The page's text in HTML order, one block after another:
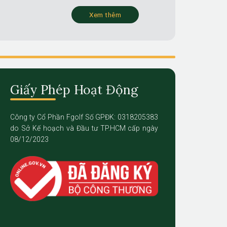
Xem thêm
Giấy Phép Hoạt Động
Công ty Cổ Phần Fgolf Số GPĐK: 0318205383
do Sở Kế hoạch và Đầu tư TP.HCM cấp ngày
08/12/2023